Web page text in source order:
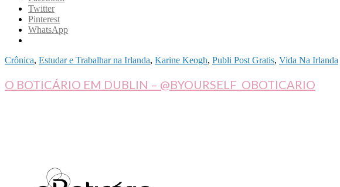
Twitter
Pinterest
WhatsApp
Crônica, Estudar e Trabalhar na Irlanda, Karine Keogh, Publi Post Gratis, Vida Na Irlanda
O BOTICÁRIO EM DUBLIN – @BYOURSELF_OBOTICARIO